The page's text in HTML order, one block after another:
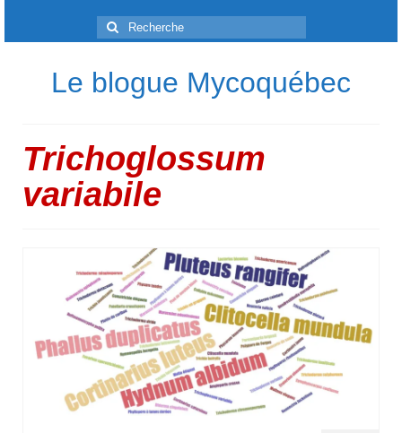
Rechercher
:
Le blogue Mycoquébec
Trichoglossum
variabile